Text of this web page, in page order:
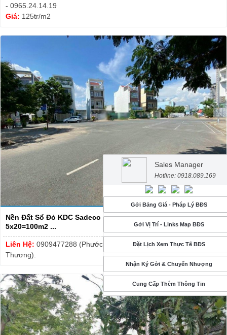
- 0965.24.14.19
Giá: 125tr/m2
Nền Đất Sổ Đỏ KDC Sadeco Phước Kiển A Huyện Nhà Bè - DT
5x20=100m2 ...
Liên Hệ: 0909477288 (Phước Sửu) hay 0918089169 (Hiền
Thương).
Sales Manager
Hotline: 0918.089.169
Gởi Bảng Giá - Pháp Lý BĐS
Gởi Vị Trí - Links Map BĐS
Đặt Lịch Xem Thực Tế BĐS
Nhận Ký Gởi & Chuyển Nhượng
Cung Cấp Thêm Thông Tin